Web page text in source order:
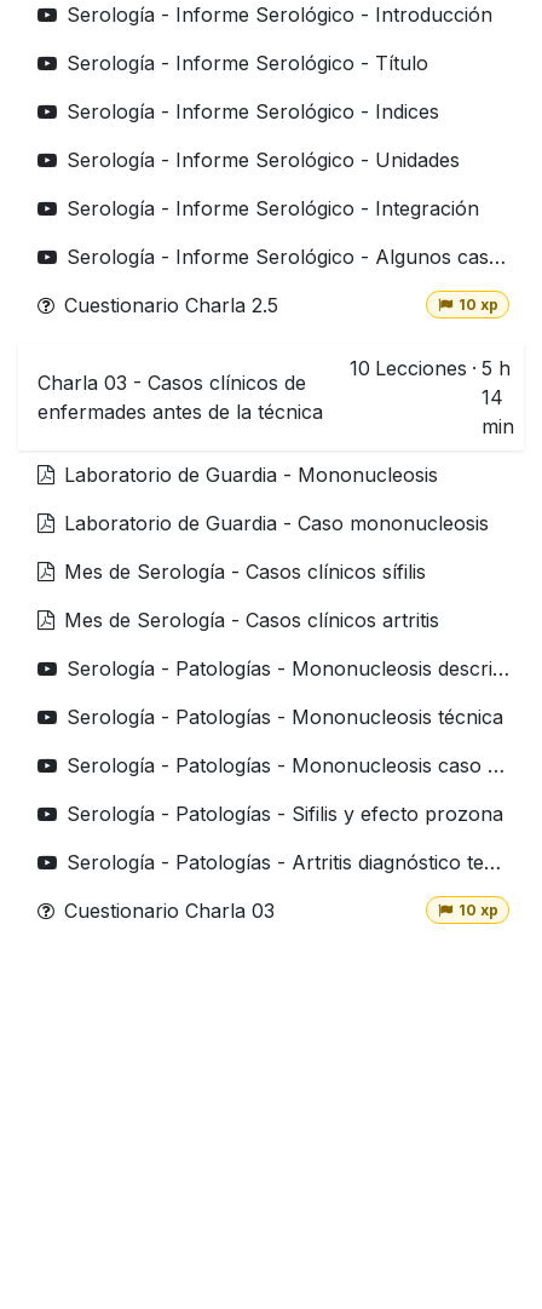
Serología - Informe Serológico - Introducción
Serología - Informe Serológico - Título
Serología - Informe Serológico - Indices
Serología - Informe Serológico - Unidades
Serología - Informe Serológico - Integración
Serología - Informe Serológico - Algunos casos para entender mejor
Cuestionario Charla 2.5
10 xp
Charla 03 - Casos clínicos de
enfermades antes de la técnica
10 Lecciones · 5 h
14
min
Laboratorio de Guardia - Mononucleosis
Laboratorio de Guardia - Caso mononucleosis
Mes de Serología - Casos clínicos sífilis
Mes de Serología - Casos clínicos artritis
Serología - Patologías - Mononucleosis descripción
Serología - Patologías - Mononucleosis técnica
Serología - Patologías - Mononucleosis caso clínico
Serología - Patologías - Sifilis y efecto prozona
Serología - Patologías - Artritis diagnóstico temprano
Cuestionario Charla 03
10 xp